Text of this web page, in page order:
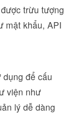
trừu tượng
mật khẩu, API
để cấu
viện như
lý dễ dàng